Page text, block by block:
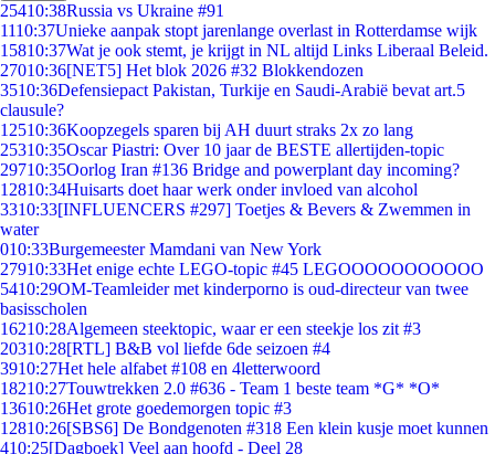
25410:38Russia vs Ukraine #91
1110:37Unieke aanpak stopt jarenlange overlast in Rotterdamse wijk
15810:37Wat je ook stemt, je krijgt in NL altijd Links Liberaal Beleid.
27010:36[NET5] Het blok 2026 #32 Blokkendozen
3510:36Defensiepact Pakistan, Turkije en Saudi-Arabië bevat art.5
clausule?
12510:36Koopzegels sparen bij AH duurt straks 2x zo lang
25310:35Oscar Piastri: Over 10 jaar de BESTE allertijden-topic
29710:35Oorlog Iran #136 Bridge and powerplant day incoming?
12810:34Huisarts doet haar werk onder invloed van alcohol
3310:33[INFLUENCERS #297] Toetjes & Bevers & Zwemmen in
water
010:33Burgemeester Mamdani van New York
27910:33Het enige echte LEGO-topic #45 LEGOOOOOOOOOOO
5410:29OM-Teamleider met kinderporno is oud-directeur van twee
basisscholen
16210:28Algemeen steektopic, waar er een steekje los zit #3
20310:28[RTL] B&B vol liefde 6de seizoen #4
3910:27Het hele alfabet #108 en 4letterwoord
18210:27Touwtrekken 2.0 #636 - Team 1 beste team *G* *O*
13610:26Het grote goedemorgen topic #3
12810:26[SBS6] De Bondgenoten #318 Een klein kusje moet kunnen
410:25[Dagboek] Veel aan hoofd - Deel 28